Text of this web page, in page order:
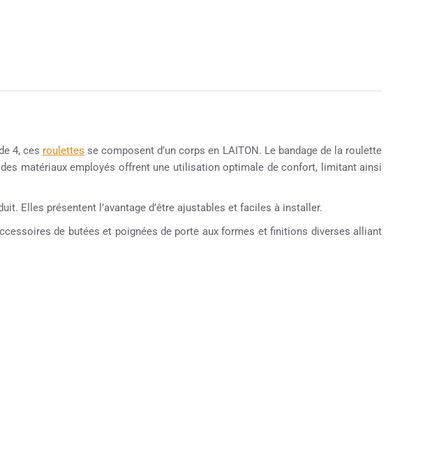
4, ces roulettes se composent d’un corps en LAITON. Le bandage de la roulette
matériaux employés offrent une utilisation optimale de confort, limitant ainsi
Elles présentent l’avantage d’être ajustables et faciles à installer.
de butées et poignées de porte aux formes et finitions diverses alliant